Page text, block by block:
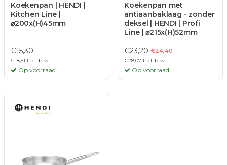
Koekenpan | HENDI |
Kitchen Line |
⌀200x(H)45mm
€15,30
€18,51 Incl. btw
Op voorraad
Koekenpan met
antiaanbaklaag - zonder
deksel | HENDI | Profi
Line | ⌀215x(H)52mm
€23,20 €24,40
€28,07 Incl. btw
Op voorraad